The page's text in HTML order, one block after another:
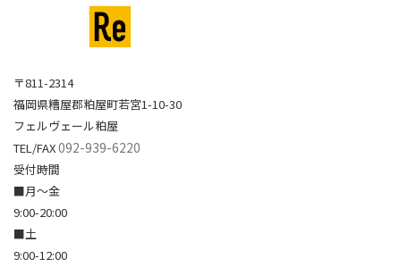
〒811-2314
福岡県糟屋郡粕屋町若宮1-10-30
フェルヴェール粕屋
TEL/FAX092-939-6220
受付時間
■月～金
9:00-20:00
■土
9:00-12:00